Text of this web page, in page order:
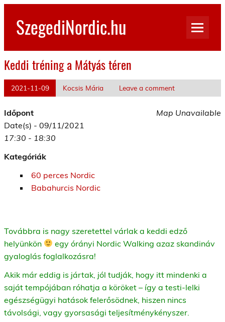
Skip
contentSzegediNordic.hu
Keddi tréning a Mátyás téren
2021-11-09 Kocsis Mária Leave a comment
Map Unavailable
Időpont
Date(s) - 09/11/2021
17:30 - 18:30
Kategóriák
60 perces Nordic
Babahurcis Nordic
Továbbra is nagy szeretettel várlak a keddi edző
helyünkön
egy órányi Nordic Walking azaz skandináv
gyaloglás foglalkozásra!
Akik már eddig is jártak, jól tudják, hogy itt mindenki a
saját tempójában róhatja a köröket – így a testi-lelki
egészségügyi hatások felerősödnek, hiszen nincs
távolsági, vagy gyorsasági teljesítménykényszer.